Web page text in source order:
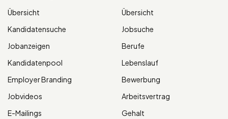
Übersicht
Kandidatensuche
Jobanzeigen
Kandidatenpool
Employer Branding
Jobvideos
E-Mailings
Übersicht
Jobsuche
Berufe
Lebenslauf
Bewerbung
Arbeitsvertrag
Gehalt